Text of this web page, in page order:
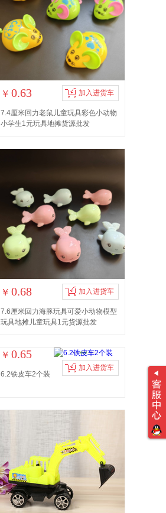
￥ 0.63 加入进货车
7.4厘米回力老鼠儿童玩具彩色小动物
小学生1元玩具地摊货源批发
￥ 0.68 加入进货车
7.6厘米回力海豚玩具可爱小动物模型
玩具地摊儿童玩具1元货源批发
￥ 0.65
加入进货车
6.2铁皮车2个装